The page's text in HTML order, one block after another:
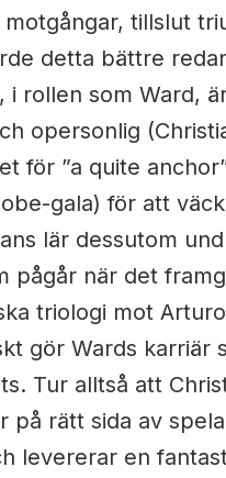
tillslut
detta bättre
i rollen som Ward,
opersonlig
för ”a quite
gala) för att
lär dessutom
pågår när det
triologi mot
gör Wards karriär
Tur alltså att
på rätt sida av
levererar en